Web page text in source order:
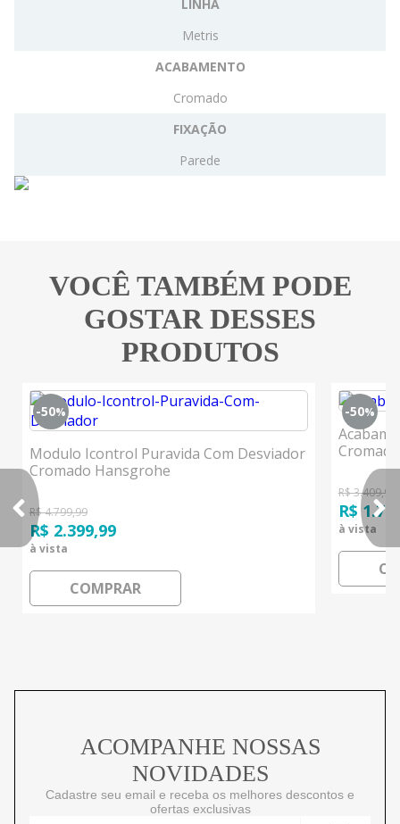
LINHA
Metris
ACABAMENTO
Cromado
FIXAÇÃO
Parede
VOCÊ TAMBÉM PODE
GOSTAR DESSES
PRODUTOS
-50%
Modulo Icontrol Puravida Com Desviador
Cromado Hansgrohe
R$ 4.799,99
R$ 2.399,99
à vista
COMPRAR
-50%
R$ 3.409,99
R$
à vista
ACOMPANHE NOSSAS
NOVIDADES
Cadastre seu email e receba os melhores descontos e
ofertas exclusivas